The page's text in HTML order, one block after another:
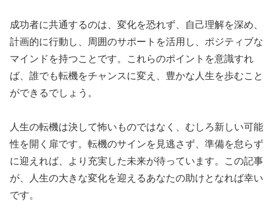
成功者に共通するのは、変化を恐れず、自己理解を深め、
計画的に行動し、周囲のサポートを活用し、ポジティブな
マインドを持つことです。これらのポイントを意識すれ
ば、誰でも転機をチャンスに変え、豊かな人生を歩むこと
ができるでしょう。
人生の転機は決して怖いものではなく、むしろ新しい可能
性を開く扉です。転機のサインを見逃さず、準備を怠らず
に迎えれば、より充実した未来が待っています。この記事
が、人生の大きな変化を迎えるあなたの助けとなれば幸い
です。